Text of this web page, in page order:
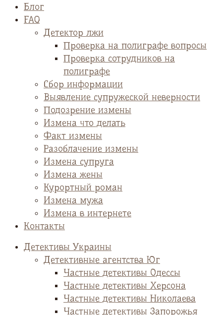
Блог
FAQ
Детектор лжи
Проверка на полиграфе вопросы
Проверка сотрудников на
полиграфе
Сбор информации
Выявление супружеской неверности
Подозрение измены
Измена что делать
Факт измены
Разоблачение измены
Измена супруга
Измена жены
Курортный роман
Измена мужа
Измена в интернете
Контакты
Детективы Украины
Детективные агентства Юг
Частные детективы Одессы
Частные детективы Херсона
Частные детективы Николаева
Частные детективы Запорожья